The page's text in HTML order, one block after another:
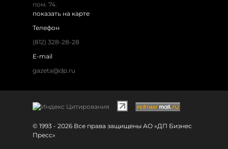
пом. 74.
показать на карте
Телефон
(812) 328-28-28
E-mail
gazeta@dp.ru
© 1993 - 2026 Все права защищены АО «ДП Бизнес
Пресс»